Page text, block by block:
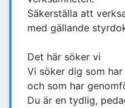
Säkerställa att
med gällande
Det här söker vi
Vi söker dig som
och som har
Du är en tydlig,